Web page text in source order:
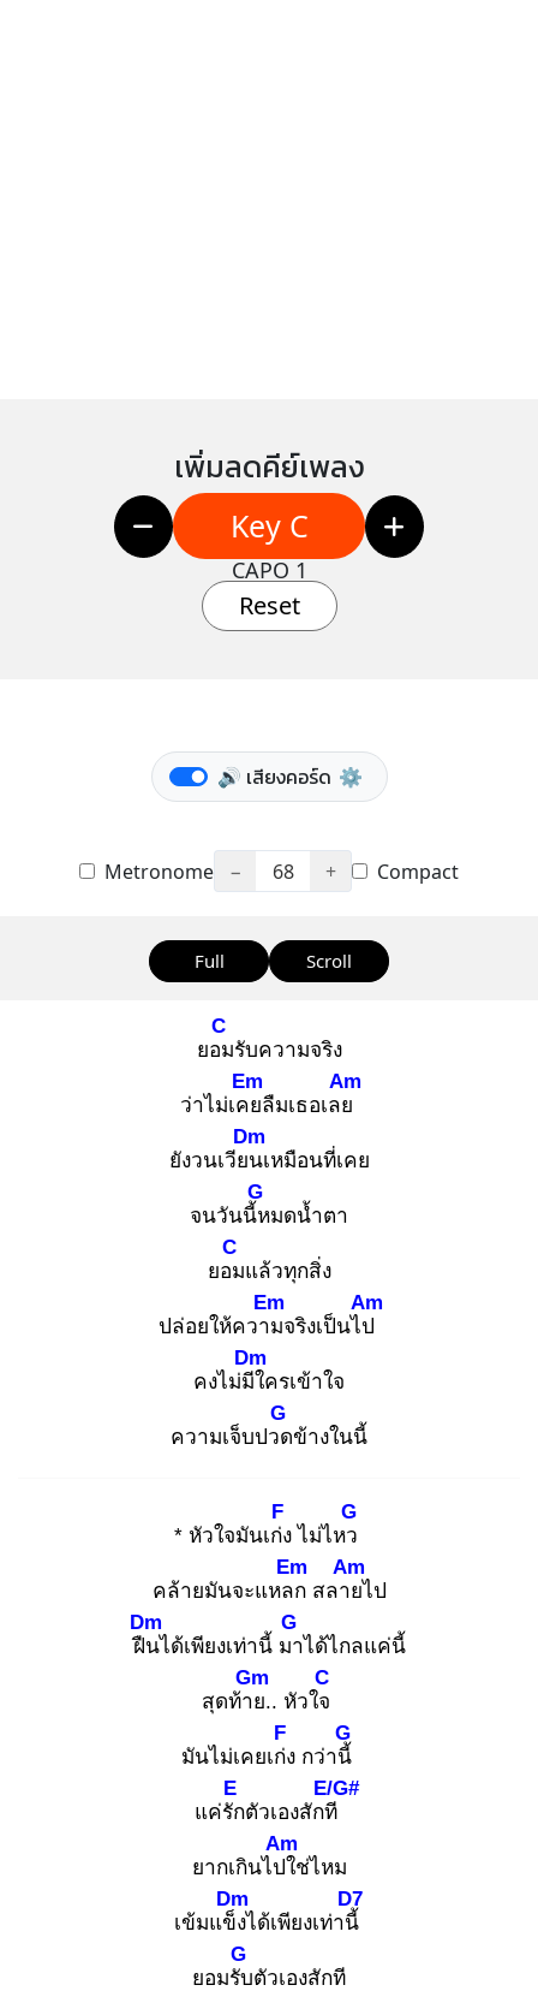
เพิ่มลดคีย์เพลง
Key C
CAPO 1
Reset
🔊 เสียงคอร์ด ⚙️
Metronome − 68 + Compact
Full Scroll
ยอม
C
รับความจริง
ว่าไม่เคย
Em
ลืมเธอเลย
Am
ยังวนเวียน
Dm
เหมือนที่เคย
จนวันนี้ห
G
มดน้ำตา
ยอม
C
แล้วทุกสิ่ง
ปล่อยให้ความ
Em
จริงเป็นไป
Am
คงไม่มีใ
Dm
ครเข้าใจ
ความเจ็บปวด
G
ข้างในนี้
* หัวใจมันเก่ง
F
ไม่ไหว
G
คล้ายมันจะแหลก
Em
สลาย
Am
ไป
ฝืน
Dm
ได้เพียงเท่านี้ มา
G
ได้ไกลแค่นี้
สุดท้าย
Gm
.. หัวใจ
C
มันไม่เคยเก่ง
F
กว่านี้
G
แค่รัก
E
ตัวเองสักที
E/G#
ยากเกินไปใ
Am
ช่ไหม
เข้มแข็ง
Dm
ได้เพียงเท่านี้
D7
ยอมรับ
G
ตัวเองสักที